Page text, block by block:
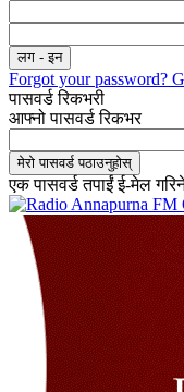
Forgot your password?
पासवर्ड रिकभरी
आफ्नो पासवर्ड रिकभर
एक पासवर्ड तपाईं ई-मेल